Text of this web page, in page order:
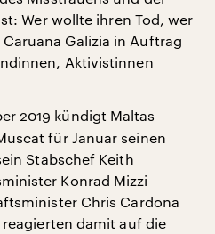
Wer wollte ihren Tod, wer
Galizia in Auftrag
Aktivistinnen
2019 kündigt Maltas
für Januar seinen
Stabschef Keith
Konrad Mizzi
Chris Cardona
damit auf die